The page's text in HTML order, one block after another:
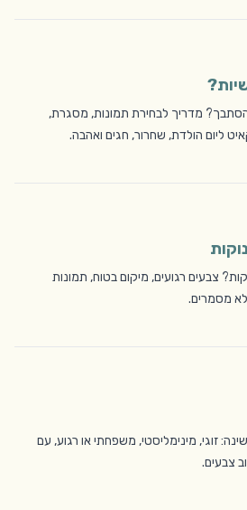
מדריך לבחירת תמונות, מסגרת,
ליום הולדת, שחרור, חגים ואהבה.
צבעים רגועים, מיקום בטוח, תמונות
מסמרים.
זוגי, מינימליסטי, משפחתי או רגוע, עם
צבעים.